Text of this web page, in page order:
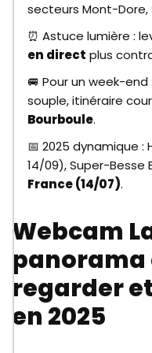
secteurs Mont-Dore,
⏰ Astuce lumière :
en direct plus
🚐 Pour un week-
souple, itinéraire
Bourboule.
📅 2025 dynamique :
14/09), Super-Besse
France (14/07).
Webcam
panorama
regarder
en 2025